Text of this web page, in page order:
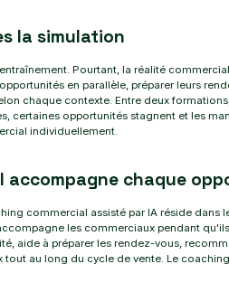
la simulation
Pourtant, la réalité
en parallèle, préparer leurs
chaque contexte. Entre deux
certaines opportunités stagnent et les
individuellement.
accompagne chaque
commercial assisté par IA réside dans
les commerciaux pendant
aide à préparer les rendez-vous,
au long du cycle de vente. Le